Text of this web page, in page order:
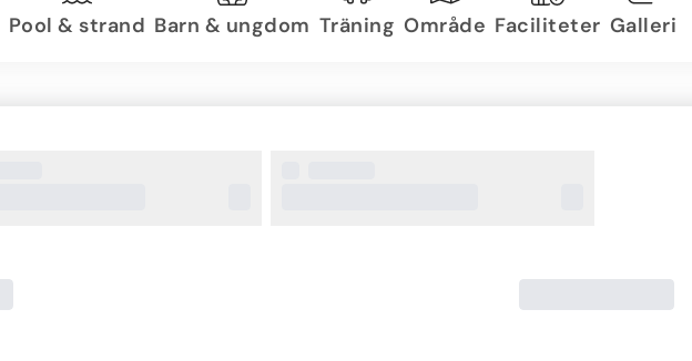
Pool & strand Barn & ungdom Träning Område Faciliteter Galleri